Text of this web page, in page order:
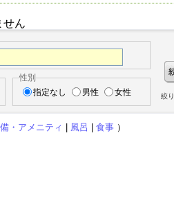
せん
性別
指定なし
男性 女性 絞
・アメニティ 風呂 食事 ）